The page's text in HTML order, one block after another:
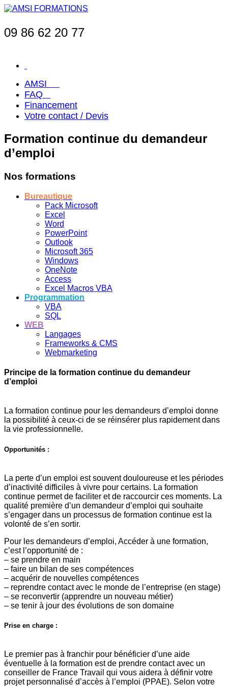
09 86 62 20 77
AMSI
FAQ
Financement
Votre contact / Devis
Formation continue du demandeur
d’emploi
Nos formations
Bureautique
Pack Microsoft
Excel
Word
PowerPoint
Outlook
Microsoft 365
Windows
OneNote
Access
Excel Macros VBA
Programmation
VBA
SQL
WEB
Langages
Frameworks & CMS
Webmarketing
Principe de la formation continue du demandeur
d’emploi
La formation continue pour les demandeurs d’emploi donne
la possibilité à ceux-ci de se réinsérer plus rapidement dans
la vie professionnelle.
Opportunités :
La perte d’un emploi est souvent douloureuse et les périodes
d’inactivité difficiles à vivre pour certains. La formation
continue permet de faciliter et de raccourcir ces moments. La
qualité première d’un demandeur d’emploi qui souhaite
s’engager dans un processus de formation continue est la
volonté de s’en sortir.
Pour les demandeurs d’emploi, Accéder à une formation,
c’est l’opportunité de :
– se prendre en main
– faire un bilan de ses compétences
– acquérir de nouvelles compétences
– reprendre contact avec le monde de l’entreprise (en stage)
– se reconvertir (apprendre un nouveau métier)
– se tenir à jour des évolutions de son domaine
Prise en charge :
Le premier pas à franchir pour bénéficier d’une aide
éventuelle à la formation est de prendre contact avec un
conseiller de France Travail qui vous aidera à définir votre
projet personnalisé d’accès à l’emploi (PPAE). Selon votre